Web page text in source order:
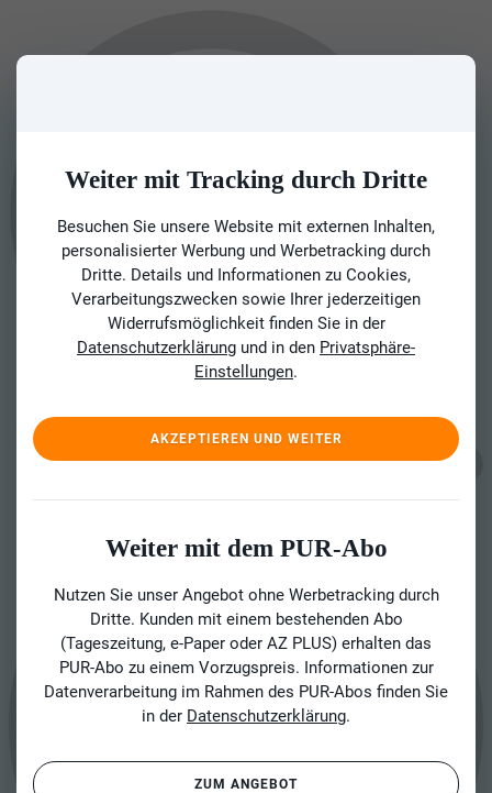
Weiter mit Tracking durch Dritte
Besuchen Sie unsere Website mit externen Inhalten,
personalisierter Werbung und Werbetracking durch
Dritte. Details und Informationen zu Cookies,
Verarbeitungszwecken sowie Ihrer jederzeitigen
Widerrufsmöglichkeit finden Sie in der
Datenschutzerklärung und in den Privatsphäre-
Einstellungen.
AKZEPTIEREN UND WEITER
Weiter mit dem PUR-Abo
Nutzen Sie unser Angebot ohne Werbetracking durch
Dritte. Kunden mit einem bestehenden Abo
(Tageszeitung, e-Paper oder AZ PLUS) erhalten das
PUR-Abo zu einem Vorzugspreis. Informationen zur
Datenverarbeitung im Rahmen des PUR-Abos finden Sie
in der Datenschutzerklärung.
ZUM ANGEBOT